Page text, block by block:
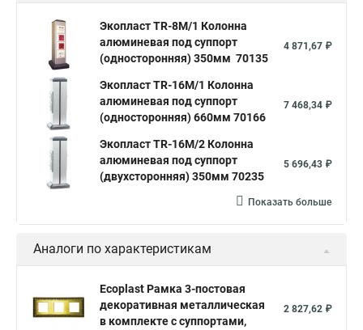
Экопласт TR-8M/1 Колонна
алюминевая под суппорт
(односторонняя) 350мм 70135
4 871,67 ₽
Экопласт TR-16M/1 Колонна
алюминевая под суппорт
(односторонняя) 660мм 70166
7 468,34 ₽
Экопласт TR-16M/2 Колонна
алюминевая под суппорт
(двухсторонняя) 350мм 70235
5 696,43 ₽
Показать больше
Аналоги по характеристикам
Ecoplast Рамка 3-постовая
декоративная металлическая
в комплекте с суппортами,
2 827,62 ₽